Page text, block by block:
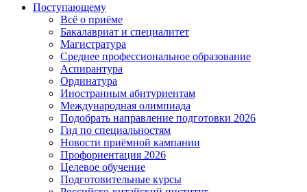
Поступающему
Всё о приёме
Бакалавриат и специалитет
Магистратура
Среднее профессиональное образование
Аспирантура
Ординатура
Иностранным абитуриентам
Международная олимпиада
Подобрать направление подготовки 2026
Гид по специальностям
Новости приёмной кампании
Профориентация 2026
Целевое обучение
Подготовительные курсы